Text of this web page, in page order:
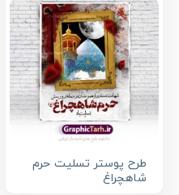
طرح پوستر تسلیت حرم
شاهچراغ